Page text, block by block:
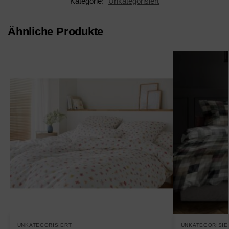
Ähnliche Produkte
UNKATEGORISIERT